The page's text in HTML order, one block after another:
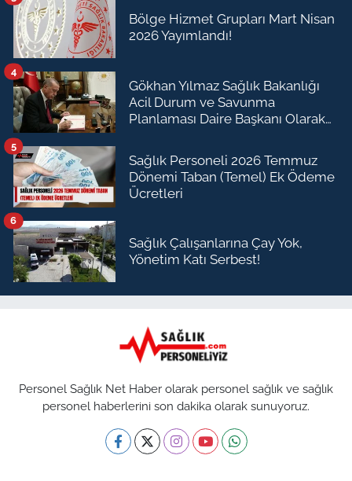
Bölge Hizmet Grupları Mart Nisan
2026 Yayımlandı!
Gökhan Yılmaz Sağlık Bakanlığı
Acil Durum ve Savunma
Planlaması Daire Başkanı Olarak
4
Sağlık Personeli 2026 Temmuz
Dönemi Taban (Temel) Ek Ödeme
Ücretleri
5
Sağlık Çalışanlarına Çay Yok,
Yönetim Katı Serbest!
6
Personel Sağlık Net Haber olarak personel sağlık ve sağlık
personel haberlerini son dakika olarak sunuyoruz.